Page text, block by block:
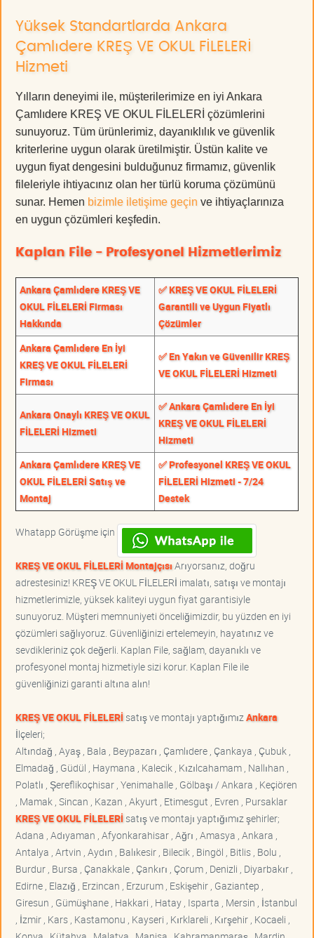
Yüksek Standartlarda Ankara
Çamlıdere KREŞ VE OKUL FİLELERİ
Hizmeti
Yılların deneyimi ile, müşterilerimize en iyi Ankara
Çamlıdere KREŞ VE OKUL FİLELERİ çözümlerini
sunuyoruz. Tüm ürünlerimiz, dayanıklılık ve güvenlik
kriterlerine uygun olarak üretilmiştir. Üstün kalite ve
uygun fiyat dengesini bulduğunuz firmamız, güvenlik
fileleriyle ihtiyacınız olan her türlü koruma çözümünü
sunar. Hemen bizimle iletişime geçin ve ihtiyaçlarınıza
en uygun çözümleri keşfedin.
Kaplan File - Profesyonel Hizmetlerimiz
Ankara Çamlıdere KREŞ VE
OKUL FİLELERİ Firması
Hakkında
✅ KREŞ VE OKUL FİLELERİ
Garantili ve Uygun Fiyatlı
Çözümler
Ankara Çamlıdere En İyi
KREŞ VE OKUL FİLELERİ
Firması
✅ En Yakın ve Güvenilir KREŞ
VE OKUL FİLELERİ Hizmeti
Ankara Onaylı KREŞ VE OKUL
FİLELERİ Hizmeti
✅ Ankara Çamlıdere En İyi
KREŞ VE OKUL FİLELERİ
Hizmeti
Ankara Çamlıdere KREŞ VE
OKUL FİLELERİ Satış ve
Montaj
✅ Profesyonel KREŞ VE OKUL
FİLELERİ Hizmeti - 7/24
Destek
Whatapp Görüşme için
KREŞ VE OKUL FİLELERİ MontajçısıArıyorsanız, doğru
adrestesiniz! KREŞ VE OKUL FİLELERİ imalatı, satışı ve montajı
hizmetlerimizle, yüksek kaliteyi uygun fiyat garantisiyle
sunuyoruz. Müşteri memnuniyeti önceliğimizdir, bu yüzden en iyi
çözümleri sağlıyoruz. Güvenliğinizi ertelemeyin, hayatınız ve
sevdikleriniz çok değerli. Kaplan File, sağlam, dayanıklı ve
profesyonel montaj hizmetiyle sizi korur. Kaplan File ile
güvenliğinizi garanti altına alın!
KREŞ VE OKUL FİLELERİsatış ve montajı yaptığımızAnkara
İlçeleri;
Altındağ , Ayaş , Bala , Beypazarı , Çamlıdere , Çankaya , Çubuk ,
Elmadağ , Güdül , Haymana , Kalecik , Kızılcahamam , Nallıhan ,
Polatlı , Şereflikoçhisar , Yenimahalle , Gölbaşı / Ankara , Keçiören
, Mamak , Sincan , Kazan , Akyurt , Etimesgut , Evren , Pursaklar
KREŞ VE OKUL FİLELERİsatış ve montajı yaptığımız şehirler;
Adana , Adıyaman , Afyonkarahisar , Ağrı , Amasya , Ankara ,
Antalya , Artvin , Aydın , Balıkesir , Bilecik , Bingöl , Bitlis , Bolu ,
Burdur , Bursa , Çanakkale , Çankırı , Çorum , Denizli , Diyarbakır ,
Edirne , Elazığ , Erzincan , Erzurum , Eskişehir , Gaziantep ,
Giresun , Gümüşhane , Hakkari , Hatay , Isparta , Mersin , İstanbul
, İzmir , Kars , Kastamonu , Kayseri , Kırklareli , Kırşehir , Kocaeli ,